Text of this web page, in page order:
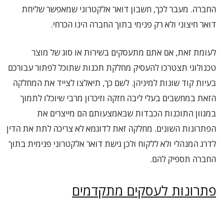
החברה. מעבר לכך, חשבון דואר אלקטרוני שמאפשר שליחת
דואר חיצוני ולא רק פנימי בתוך החברה הינו הכרחי.
לעומת זאת, אם אתם מתעסקים בשירות או סוג של מוצר
טכנולוגי תצטרכו להעסיק מחלקת תכנות שתוכל לפתור עבורכם
בעיות קוד שונות למיניהן. לשם כך, תיאלצו לצייד את המחלקה
הזאת במחשבים בעלי ליבה חזקה וזיכרון מרבי שיוכלו לתמוך
במגוון התוכנות הכבדות שבאמצעותם הם מייצרים את
הפתרונות השונים. מחלקה זאת לדוגמא לא צריכה לתת את הדין
לדרג המנהלי ולא ללקוח ולכן גישת דואר אלקטרוני פנימית בתוך
החברה תספיק להם.
פתרונות לעסקים מתקדמים